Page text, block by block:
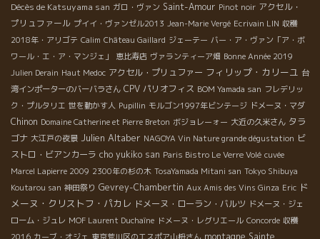
Décès de Katsuyama san ガロ・ヴァン Saint-Amour Pinot noir アクセル・
プリュファール プイイ・ヴァンゼル2013 Jean-Marie Vergé Ecrivain LIN 収穫
2018年・アリゴテ Calim Château Gaillard ジェーテー バー・ア・ヴァン「ア・ボ
ワール・エ・ア・マンジェ」
恵比寿店 ヴァランティーア畑 Bonne Année 2019
Julien Derain Haut Medoc アクセル・プリュファー フィリップ・カリーユ 台
湾インポーターのバーバラさん CPV パリオフィス BOM Yamada san フレデリッ
ク・プルタリエ 世を動かす人 Pupillin モルゴン1997年ビンテージ ドメーヌ・マダ
Chinon Domaine Catherine et Pierre Breton ボジョレーォー 大近の久米さん タラ
ゴナ 大江戸の夜景 Julien Altaber NAGOYA Vin Nature grande dégustation ビ
ストロ・ビアンカーラ cho yukiko san Paris Bistro Le Verre Volé cuvée
Marcel Lapierre 2009 2300年の杉の木 TosaYamada Mitani san Tokyo Shibuya
Koutarou san 神田祭り Gevrey-Chambertin Aux Amis des Vins Ginza Eric ド
メーヌ・クリストフ・パカレ ドメーヌ・ローラン・バルツ ドメーヌ・ジェ
ローム・ジュレ MOF Laurent Duchaîne ドメーヌ・レグリエール Concorde 収穫